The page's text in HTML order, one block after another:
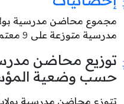
مجموع محاضن مدرسية
مدرسية متوزعة على 9 معتمدية.
توزيع محاضن
حسب وضعية